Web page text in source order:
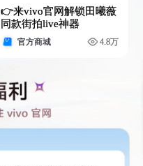
👉来vivo官网解锁田曦薇
同款街拍live神器
官方商城 4.8万